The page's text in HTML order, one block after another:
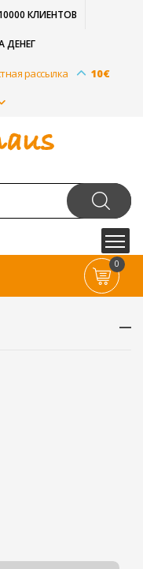
КЛИЕНТОВ
ДЕНЕГ
рассылка 10€
0